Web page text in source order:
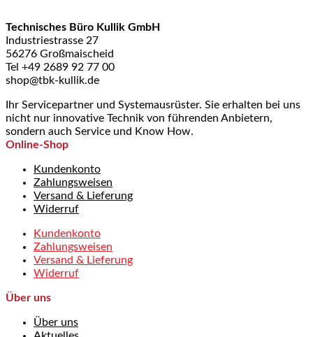
Technisches Büro Kullik GmbH
Industriestrasse 27
56276 Großmaischeid
Tel +49 2689 92 77 00
shop@tbk-kullik.de
Ihr Servicepartner und Systemausrüster. Sie erhalten bei uns
nicht nur innovative Technik von führenden Anbietern,
sondern auch Service und Know How.
Online-Shop
Kundenkonto
Zahlungsweisen
Versand & Lieferung
Widerruf
Kundenkonto
Zahlungsweisen
Versand & Lieferung
Widerruf
Über uns
Über uns